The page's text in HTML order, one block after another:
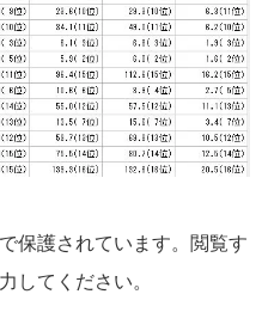
保護されています。閲覧す
してください。